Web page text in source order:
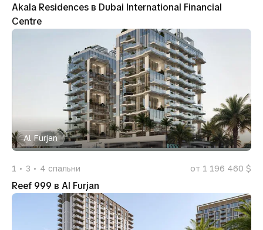
Akala Residences в Dubai International Financial
Centre
Al Furjan
1 3 4 спальни от 1 196 460 $
Reef 999 в Al Furjan